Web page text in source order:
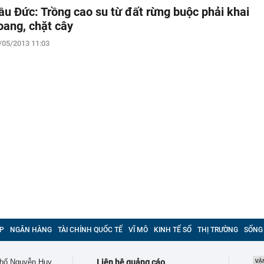
Đức: Trồng cao su từ đất rừng buộc phải khai
chặt cây
05/2013 11:03
NGÂN HÀNG TÀI CHÍNH QUỐC TẾ VĨ MÔ KINH TẾ SỐ THỊ TRƯỜNG SỐNG
Nguyễn Huy Liên hệ quảng cáo